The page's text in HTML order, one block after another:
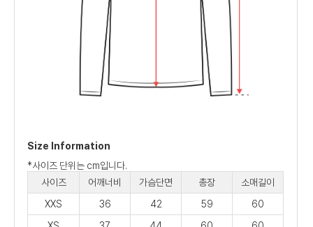
Size Information
*사이즈 단위는 cm입니다.
사이즈
어깨너비 가슴단면 총장
소매길이
XXS
36 42 59
60